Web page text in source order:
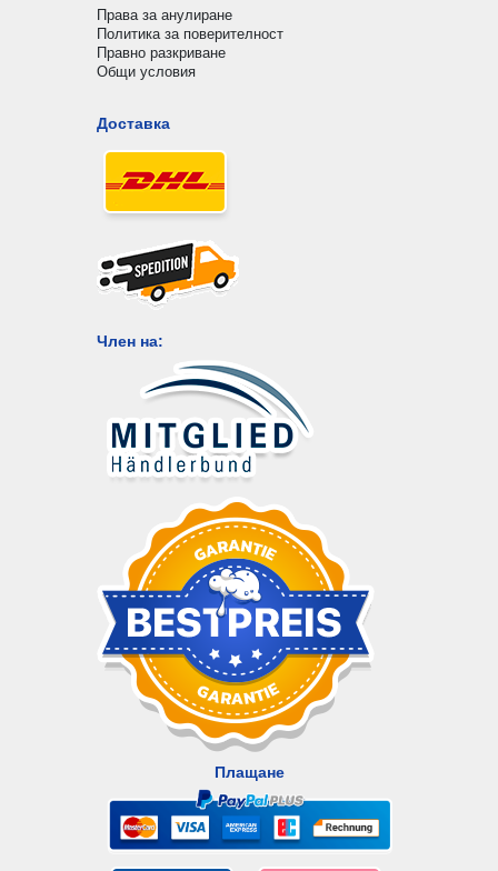
Права за анулиране
Политика за поверителност
Правно разкриване
Общи условия
Доставка
Член на:
Плащане